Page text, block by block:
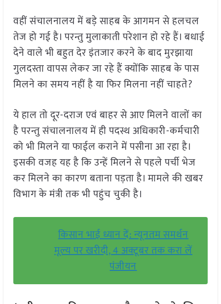
वहीं संचालनालय में बड़े साहब के आगमन से हलचल
तेज हो गई है। परन्तु मुलाकाती परेशान हो रहे हैं। बधाई
देने वाले भी बहुत देर इंतजार करने के बाद मुरझाया
गुलदस्ता वापस लेकर जा रहे हैं क्योंकि साहब के पास
मिलने का समय नहीं है या फिर मिलना नहीं चाहते?
ये हाल तो दूर-दराज एवं बाहर से आए मिलने वालों का
है परन्तु संचालनालय में ही पदस्थ अधिकारी-कर्मचारी
को भी मिलने या फाईल कराने में पसीना आ रहा है।
इसकी वजह यह है कि उन्हें मिलने से पहले पर्ची भेज
कर मिलने का कारण बताना पड़ता है। मामले की खबर
विभाग के मंत्री तक भी पहुंच चुकी है।
किसान भाई ध्यान दें: न्यूनतम समर्थन
मूल्य पर खरीदी, 4 अक्टूबर तक करा लें
पंजीयन